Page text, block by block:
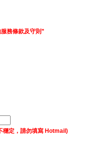
務條款及守則”
穩定，請勿填寫 Hotmail)